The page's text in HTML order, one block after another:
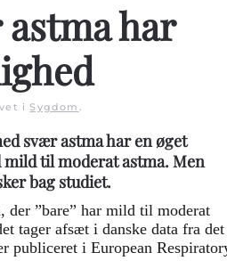
har
i Sygdom .
svær astma har en øget
til moderat astma. Men
bag studiet.
der ”bare” har mild til moderat
tager afsæt i danske data fra det
publiceret i European